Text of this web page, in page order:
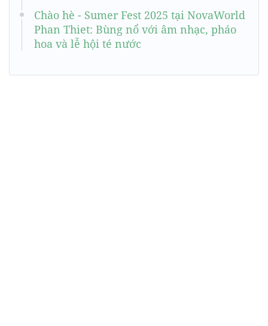
Chào hè - Sumer Fest 2025 tại NovaWorld
Phan Thiet: Bùng nổ với âm nhạc, pháo
hoa và lễ hội té nước